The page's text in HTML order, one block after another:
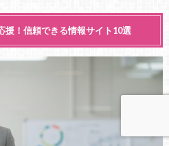
援！信頼できる情報サイト10選